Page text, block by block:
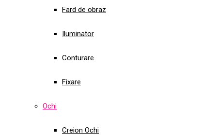
Fard de obraz
Iluminator
Conturare
Fixare
Ochi
Creion Ochi